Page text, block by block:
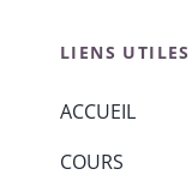
LIENS UTILES
ACCUEIL
COURS